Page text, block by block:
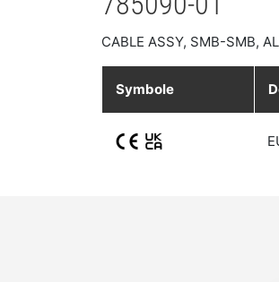
CABLE ASSY, SMB-SMB,
Symbole